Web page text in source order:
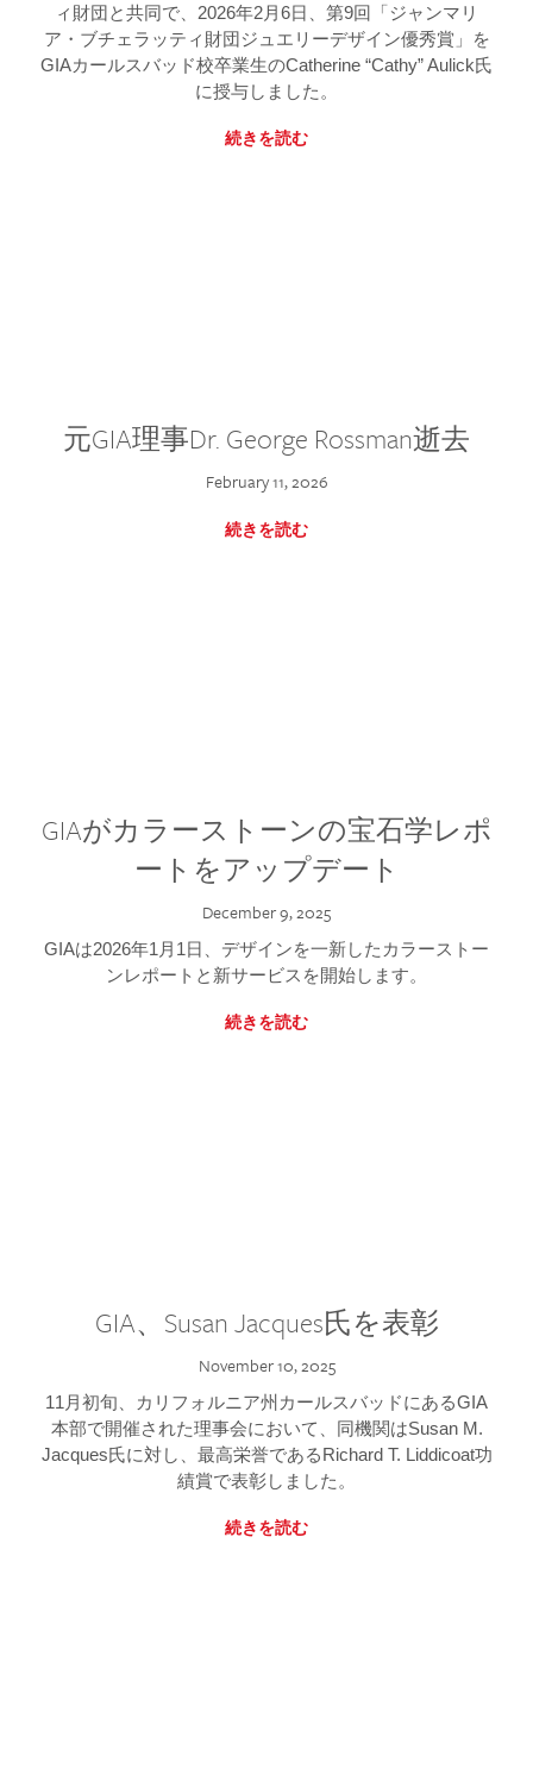
ィ財団と共同で、2026年2月6日、第9回「ジャンマリ
ア・ブチェラッティ財団ジュエリーデザイン優秀賞」を
GIAカールスバッド校卒業生のCatherine “Cathy” Aulick氏
に授与しました。
続きを読む
元GIA理事Dr. George Rossman逝去
February 11, 2026
続きを読む
GIAがカラーストーンの宝石学レポ
ートをアップデート
December 9, 2025
GIAは2026年1月1日、デザインを一新したカラーストー
ンレポートと新サービスを開始します。
続きを読む
GIA、Susan Jacques氏を表彰
November 10, 2025
11月初旬、カリフォルニア州カールスバッドにあるGIA
本部で開催された理事会において、同機関はSusan M.
Jacques氏に対し、最高栄誉であるRichard T. Liddicoat功
績賞で表彰しました。
続きを読む